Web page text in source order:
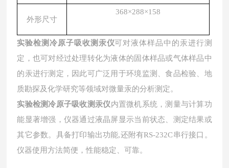
外形尺寸
368×288×158
实验检测冷原子吸收测汞仪可对液体样品中的汞进行测
定，也可对经过处理转化为液体的固体样品或气体样品中
的汞进行测定，因此可广泛用于环境监测、食品检验、地
质勘探及化学研究等领域对微量汞的分析测定。
实验检测冷原子吸收测汞仪内置微机系统，测量与计算功
能显著增强，仪器通过液晶屏显示当前状态、测定结果或
其它参数。具备打印输出功能,还附有RS-232C串行接口。
仪器使用方法简便，性能稳定、可靠。